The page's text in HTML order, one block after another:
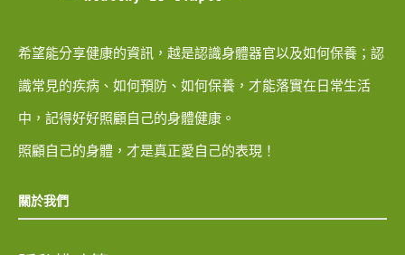
希望能分享健康的資訊，越是認識身體器官以及如何保養；認
識常見的疾病、如何預防、如何保養，才能落實在日常生活
中，記得好好照顧自己的身體健康。
照顧自己的身體，才是真正愛自己的表現！
關於我們